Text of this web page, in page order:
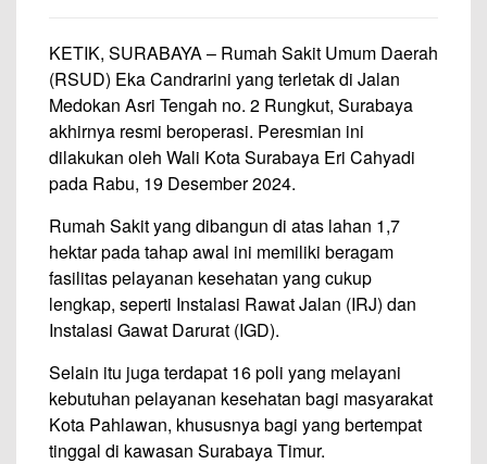
KETIK, SURABAYA – Rumah Sakit Umum Daerah
(RSUD) Eka Candrarini yang terletak di Jalan
Medokan Asri Tengah no. 2 Rungkut, Surabaya
akhirnya resmi beroperasi. Peresmian ini
dilakukan oleh Wali Kota Surabaya Eri Cahyadi
pada Rabu, 19 Desember 2024.
Rumah Sakit yang dibangun di atas lahan 1,7
hektar pada tahap awal ini memiliki beragam
fasilitas pelayanan kesehatan yang cukup
lengkap, seperti Instalasi Rawat Jalan (IRJ) dan
Instalasi Gawat Darurat (IGD).
Selain itu juga terdapat 16 poli yang melayani
kebutuhan pelayanan kesehatan bagi masyarakat
Kota Pahlawan, khususnya bagi yang bertempat
tinggal di kawasan Surabaya Timur.